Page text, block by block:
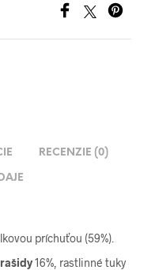
RECENZIE (0)
príchuťou (59%).
16%, rastlinné tuky